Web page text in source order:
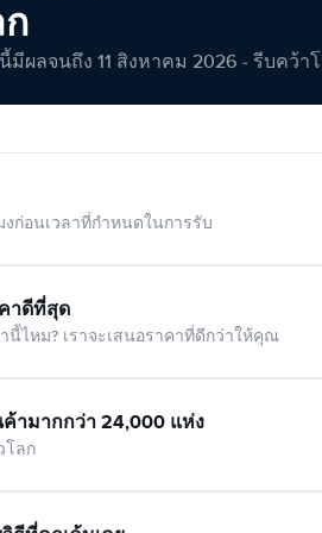
ผลจนถึง 11 สิงหาคม 2026 - รีบคว้า
ก่อนเวลาที่กำหนดในการรับ
าดีที่สุด
นี้ไหม? เราจะเสนอราคาที่ดีกว่าให้คุณ
ามากกว่า 24,000 แห่ง
โลก